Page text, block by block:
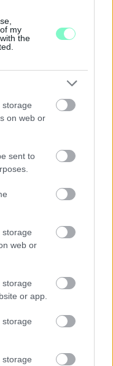
my
the
storage
on web or
sent to
storage
web or
storage
or app.
storage
storage
az élelmiszerek ára
Szólj hozzá!
ÉS MÉG EGY SOR
és egy csomó minden
Szólj hozzá!